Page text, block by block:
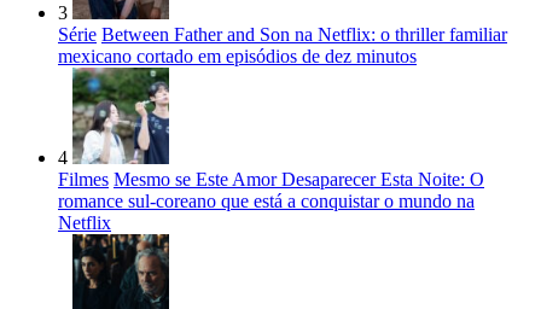
3
Série Between Father and Son na Netflix: o thriller familiar
mexicano cortado em episódios de dez minutos
4
Filmes Mesmo se Este Amor Desaparecer Esta Noite: O
romance sul-coreano que está a conquistar o mundo na
Netflix